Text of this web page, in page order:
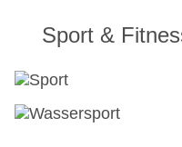
Restaurant „Le
vegetarische
Sport &